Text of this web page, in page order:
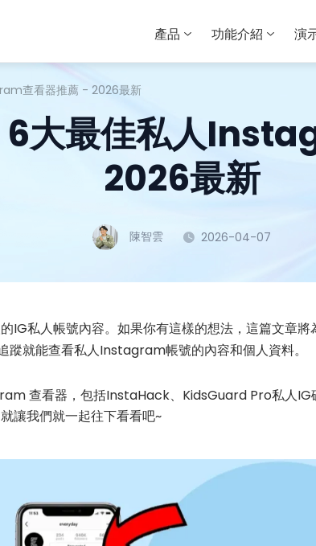
產品 功能介紹 演
查看器推薦 - 2026最新
6大最佳私人
2026最新
陳智雲 2026-04-07
IG私人帳號內容。如果你有這樣的想法，這篇文章
蹤就能查看私人Instagram帳號的內容和個人資料。
查看器，包括InstaHack、KidsGuard Pro私人IG
讓我們就一起往下看看吧~